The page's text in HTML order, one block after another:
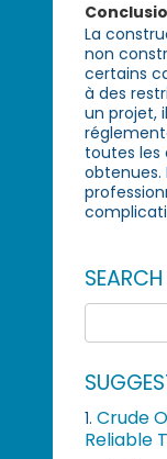
La
non
certains
à des
un projet,
toutes les
obtenues.
SEARCH
1. Crude
Reliable